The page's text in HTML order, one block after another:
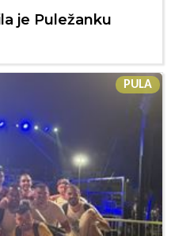
je Puležanku
PULA